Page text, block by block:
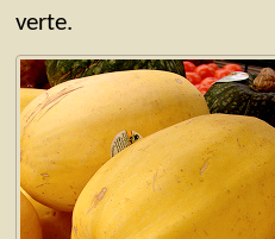
verte.